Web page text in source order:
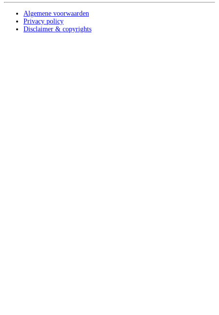
Algemene voorwaarden
Privacy policy
Disclaimer & copyrights